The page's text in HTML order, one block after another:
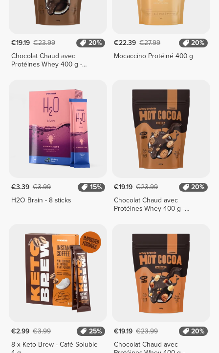
€19.19 €23.99
20%
Chocolat Chaud avec
Protéines Whey 400 g -
€22.39 €27.99
20%
Mocaccino Protéiné 400 g
€3.39 €3.99
15%
H2O Brain - 8 sticks
€19.19 €23.99
20%
Chocolat Chaud avec
Protéines Whey 400 g -
€2.99 €3.99
25%
8 x Keto Brew - Café Soluble
€19.19 €23.99
20%
Chocolat Chaud avec